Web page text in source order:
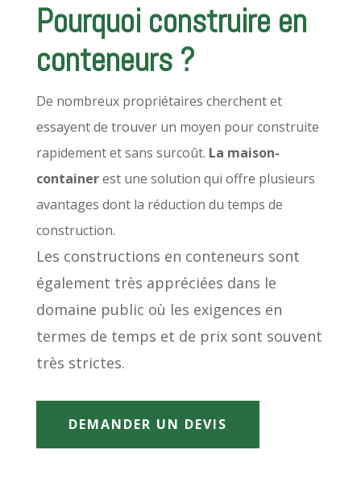
Pourquoi construire en
conteneurs ?
De nombreux propriétaires cherchent et
essayent de trouver un moyen pour construite
rapidement et sans surcoût. La maison-
containerest une solution qui offre plusieurs
avantages dont la réduction du temps de
construction.
Les constructions en conteneurs sont
également très appréciées dans le
domaine public où les exigences en
termes de temps et de prix sont souvent
très strictes.
DEMANDER UN DEVIS